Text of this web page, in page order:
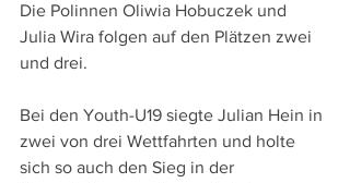
Die Polinnen Oliwia Hobuczek und
Julia Wira folgen auf den Plätzen zwei
und drei.
Bei den Youth-U19 siegte Julian Hein in
zwei von drei Wettfahrten und holte
sich so auch den Sieg in der